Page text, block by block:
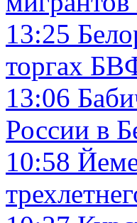
13:25
торгах
13:06
России в
10:58